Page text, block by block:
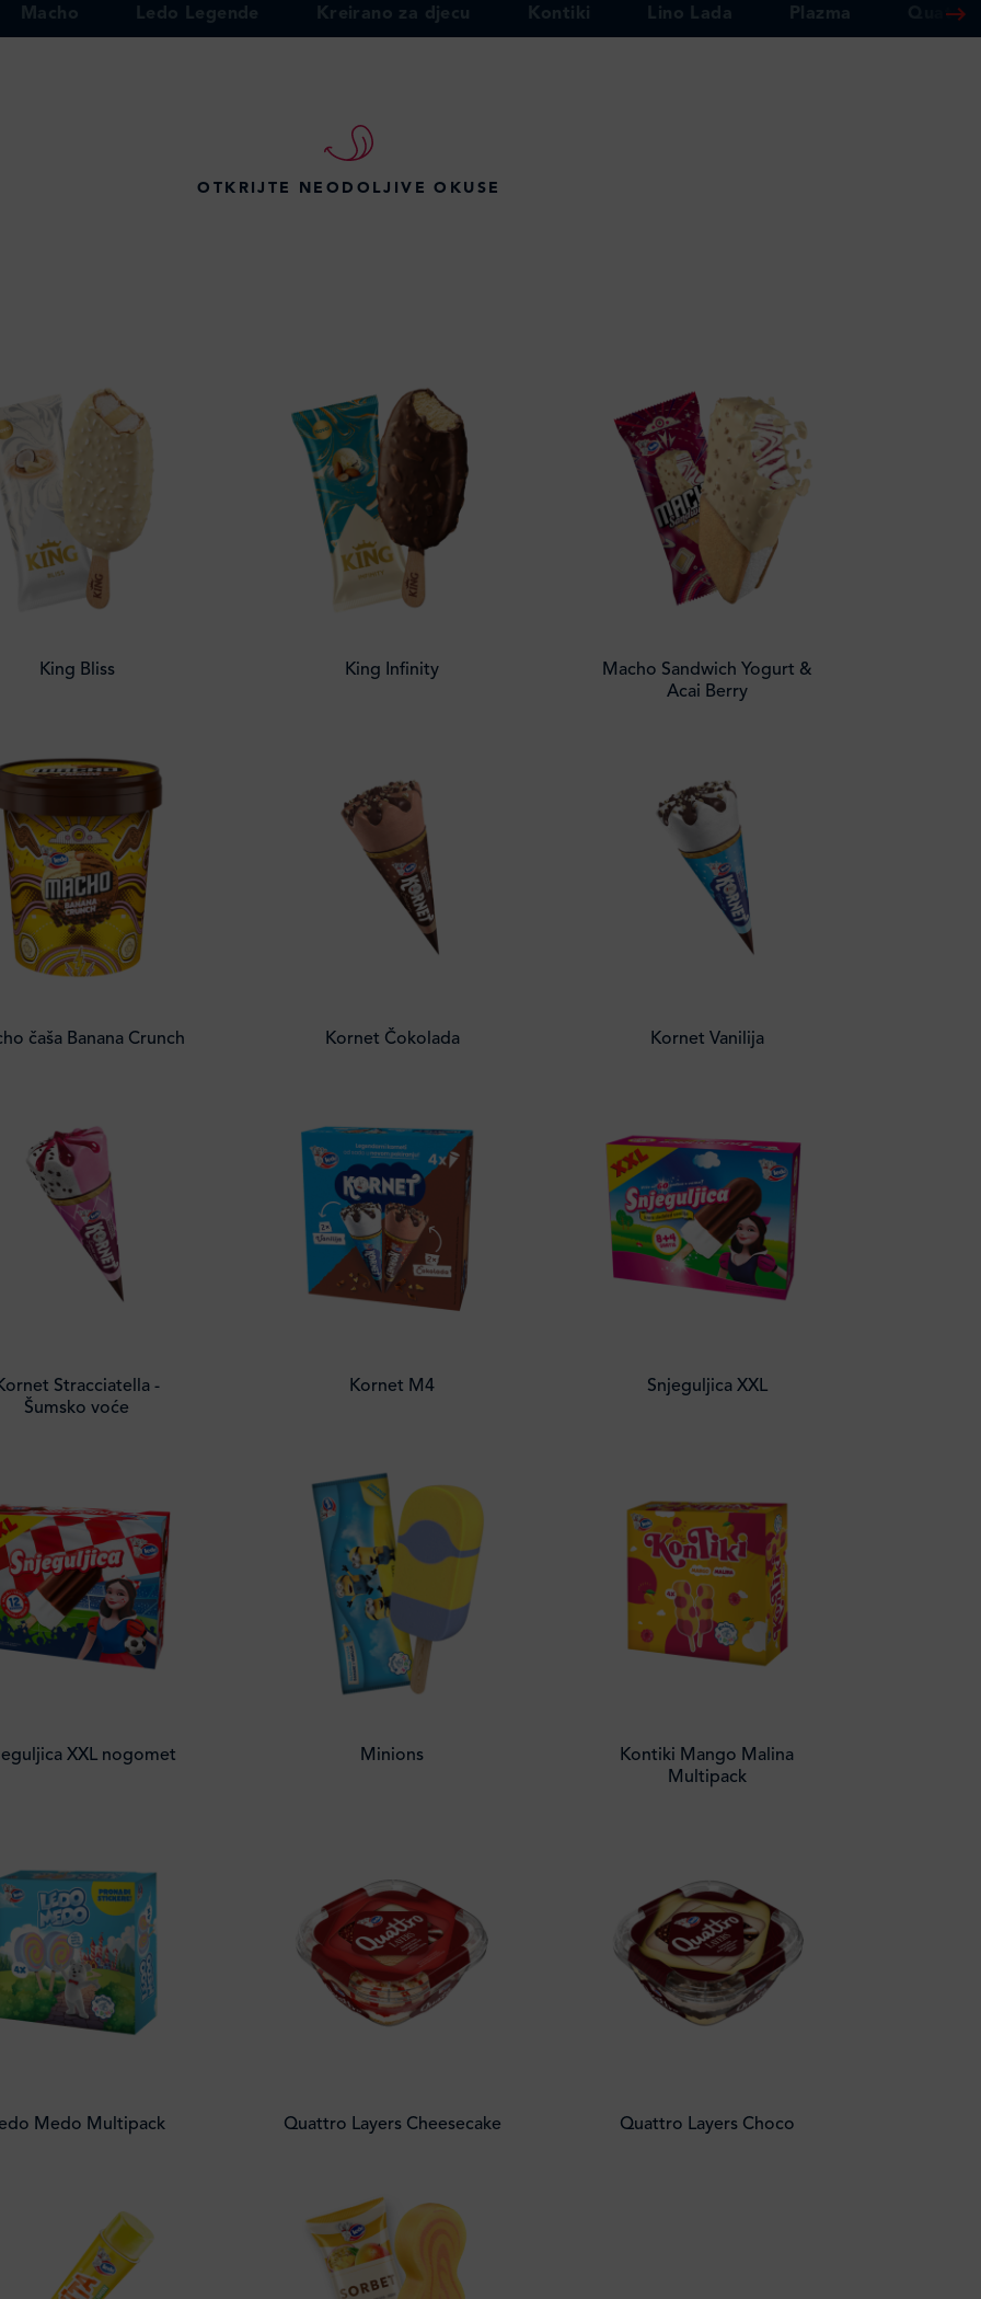
Macho Ledo Legende Kreirano za djecu Kontiki Lino Lada Plazma Quattro
OTKRIJTE NEODOLJIVE OKUSE
King Bliss King Infinity
Macho Sandwich Yogurt &
Acai Berry
čaša Banana Crunch Kornet Čokolada Kornet Vanilija
Stracciatella -
Šumsko voće
Kornet M4 Snjeguljica XXL
XXL nogomet Minions
Kontiki Mango Malina
Multipack
Medo Multipack Quattro Layers Cheesecake Quattro Layers Choco